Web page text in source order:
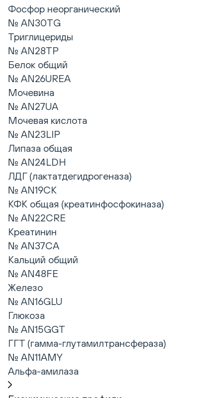
Фосфор неорганический
№ AN30TG
Триглицериды
№ AN28TP
Белок общий
№ AN26UREA
Мочевина
№ AN27UA
Мочевая кислота
№ AN23LIP
Липаза общая
№ AN24LDH
ЛДГ (лактатдегидрогеназа)
№ AN19CK
КФК общая (креатинфосфокиназа)
№ AN22CRE
Креатинин
№ AN37CA
Кальций общий
№ AN48FE
Железо
№ AN16GLU
Глюкоза
№ AN15GGT
ГГТ (гамма-глутамилтрансфераза)
№ AN11AMY
Альфа-амилаза